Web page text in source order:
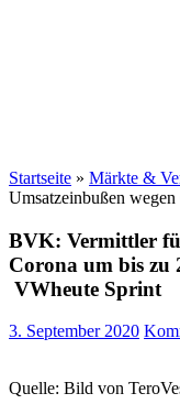
Startseite » Märkte &
Umsatzeinbußen
BVK: Vermittler
Corona um bis zu
VWheute Sprint
3. September 2020
Quelle: Bild von